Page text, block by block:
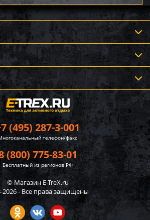
(495) 287-3-001
телефон/факс
(800) 775-83-01
Бесплатный из регионов РФ
© Магазин E-TreX.ru
2026 - Все права защищены